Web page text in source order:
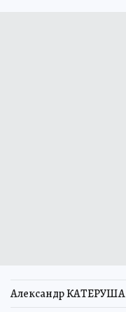
Александр КАТЕРУША